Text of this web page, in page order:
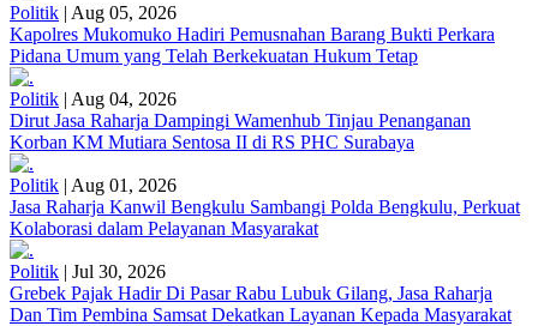
Politik | Aug 05, 2026
Kapolres Mukomuko Hadiri Pemusnahan Barang Bukti Perkara
Pidana Umum yang Telah Berkekuatan Hukum Tetap
Politik | Aug 04, 2026
Dirut Jasa Raharja Dampingi Wamenhub Tinjau Penanganan
Korban KM Mutiara Sentosa II di RS PHC Surabaya
Politik | Aug 01, 2026
Jasa Raharja Kanwil Bengkulu Sambangi Polda Bengkulu, Perkuat
Kolaborasi dalam Pelayanan Masyarakat
Politik | Jul 30, 2026
Grebek Pajak Hadir Di Pasar Rabu Lubuk Gilang, Jasa Raharja
Dan Tim Pembina Samsat Dekatkan Layanan Kepada Masyarakat